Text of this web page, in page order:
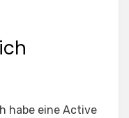
habe eine Active